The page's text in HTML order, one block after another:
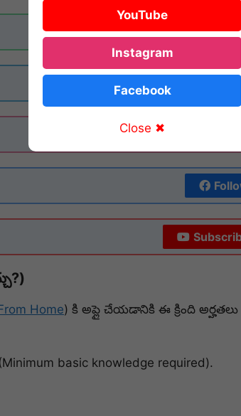
Join
Home) కి అప్లై చేయడానికి ఈ క్రింది అర్హతలు
basic knowledge required).
YouTube
Instagram
Facebook
Close ✖